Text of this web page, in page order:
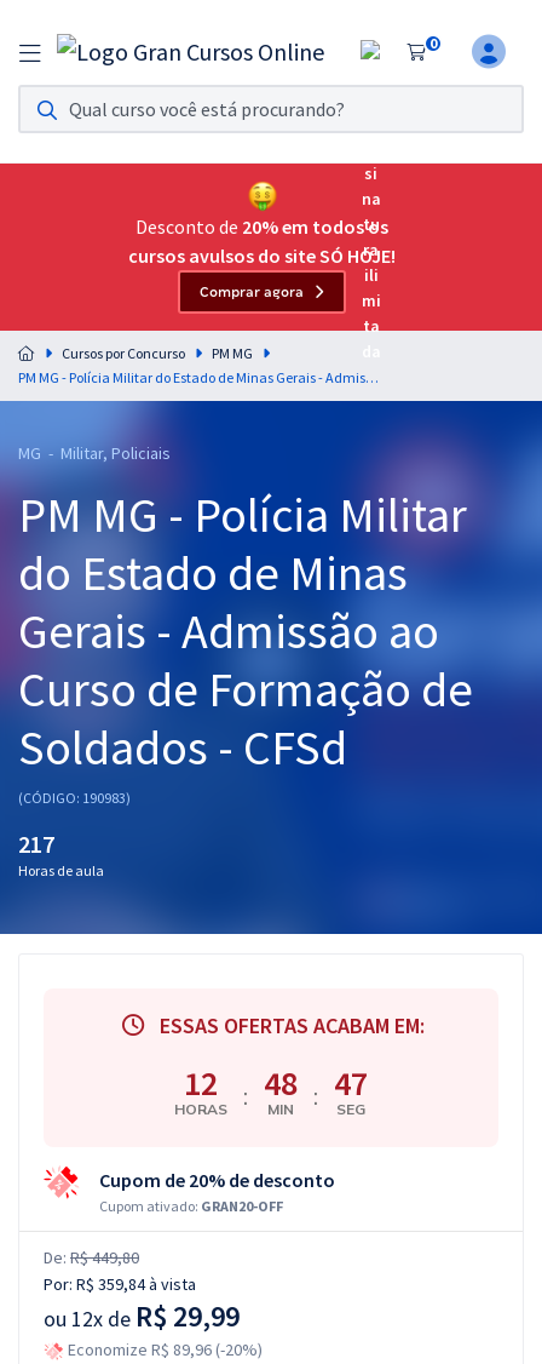
0
Assinatura Ilimitada 11
Acesso a todos os cursos. Teste grátis por 7 dias!
Assinatura OAB Até Passar
Acesso ilimitado a toda preparação para o Exame da
Residências Multiprofissionais
Preparação completa e intensiva para as principais
residências em saúde do Brasil
Cursos 20% OFF
Pós
Graduação
OAB
Mentorias
Questões grátis
Conteúdo gratuito
Aprovados
Desconto de 20% em todos os
cursos avulsos do site SÓ HOJE!
Comprar agora
Cursos por Concurso
PM MG
PM MG - Polícia Militar do Estado de Minas Gerais - Admissão ao Curso de Formação de Soldados - CFSd
MG - Militar, Policiais
PM MG - Polícia Militar
do Estado de Minas
Gerais - Admissão ao
Curso de Formação de
Soldados - CFSd
(CÓDIGO: 190983)
217
Horas de aula
ESSAS OFERTAS ACABAM EM:
12
HORAS : 48
MIN : 46
SEG
Cupom de 20% de desconto
Cupom ativado: GRAN20-OFF
De: R$ 449,80
Por: R$ 359,84à vista
ou 12x de R$ 29,99
Economize R$ 89,96 (-20%)